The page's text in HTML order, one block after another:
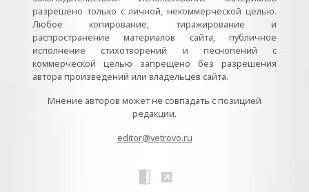
разрешено только с личной, некоммерческой целью.
Любое копирование, тиражирование и
распространение материалов сайта, публичное
исполнение стихотворений и песнопений с
коммерческой целью запрещено без разрешения
автора произведений или владельцев сайта.
Мнение авторов может не совпадать с позицией
редакции.
editor@vetrovo.ru